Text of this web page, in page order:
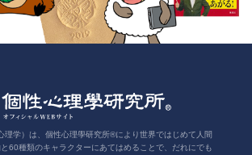
理学）は、個性心理學研究所®により世界ではじめて人間
60種類のキャラクターにあてはめることで、だれにでも